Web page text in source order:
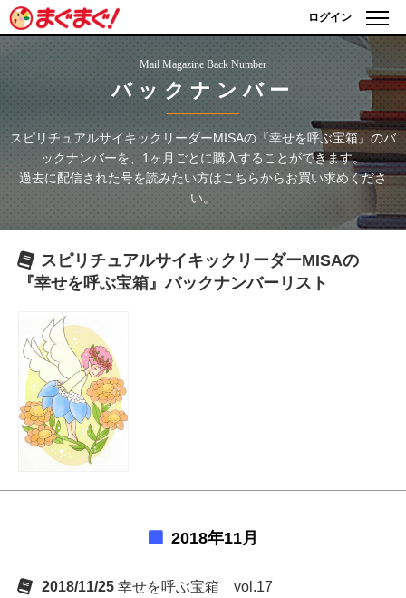
ログイン
Mail Magazine Back Number
バックナンバー
スピリチュアルサイキックリーダーMISAの『幸せを呼ぶ宝箱』 のバ
ックナンバーを、1ヶ月ごとに購入することができます。
過去に配信された号を読みたい方はこちらからお買い求めくださ
い。
スピリチュアルサイキックリーダーMISAの
『幸せを呼ぶ宝箱』バックナンバーリスト
2018年11月
2018/11/25 幸せを呼ぶ宝箱 vol.17